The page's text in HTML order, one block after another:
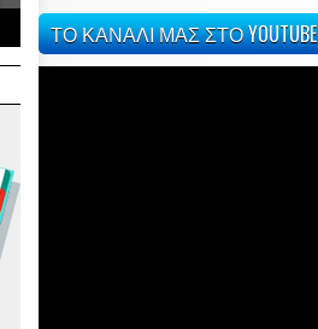
ΤΟ ΚΑΝΑΛΙ ΜΑΣ ΣΤΟ YOUTUBE